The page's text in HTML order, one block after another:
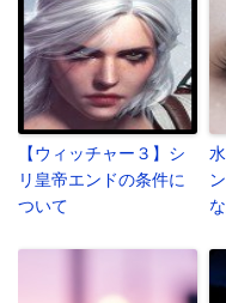
【ウィッチャー３】シ
リ皇帝エンドの条件に
ついて